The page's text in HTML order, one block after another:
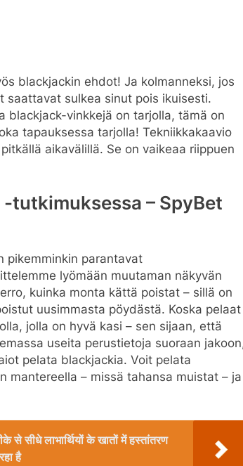
blackjackin ehdot! Ja kolmanneksi, jos
saattavat sulkea sinut pois ikuisesti.
blackjack-vinkkejä on tarjolla, tämä on
tapauksessa tarjolla! Tekniikkakaavio
aikavälillä. Se on vaikeaa riippuen
tutkimuksessa – SpyBet
pikemminkin parantavat
lyömään muutaman näkyvän
kuinka monta kättä poistat – sillä on
uusimmasta pöydästä. Koska pelaat
jolla on hyvä kasi – sen sijaan, että
useita perustietoja suoraan
pelata blackjackia. Voit pelata
mantereella – missä tahansa muistat – ja
से सीधे लाभार्थियों के खातों में हस्तांतरण
है